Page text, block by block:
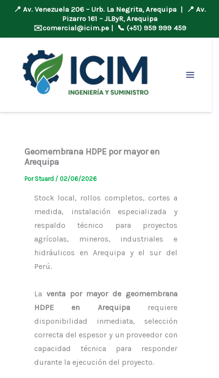
📍 Av. Venezuela 206 – Urb. La Negrita, Arequipa | 📍 Av.
Pizarro 161 – JLByR, Arequipa
✉️comercial@icim.pe| 📞 (+51) 959 999 459
contenido
Geomembrana HDPE por mayor en
Arequipa
Por Stuard / 02/06/2026
Stock local, rollos completos, cortes a
medida, instalación especializada y
respaldo técnico para proyectos
agrícolas, mineros, industriales e
hidráulicos en Arequipa y el sur del
Perú.
La venta por mayor de geomembrana
HDPE en Arequiparequiere
disponibilidad inmediata, selección
correcta del espesor y un proveedor con
capacidad técnica para responder
durante la ejecución del proyecto.